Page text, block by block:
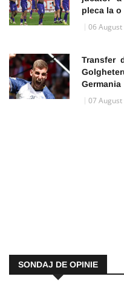
pleca la
06 August
Transfer
Germania
07 August
SONDAJ DE OPINIE